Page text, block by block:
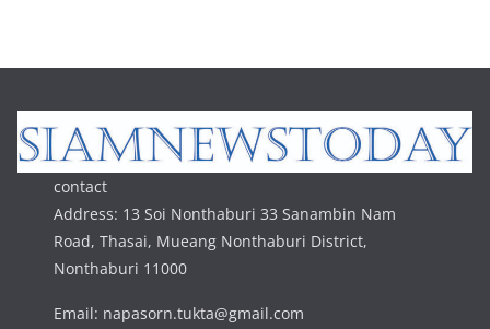
contact
Address: 13 Soi Nonthaburi 33 Sanambin Nam
Road, Thasai, Mueang Nonthaburi District,
Nonthaburi 11000
Email: napasorn.tukta@gmail.com